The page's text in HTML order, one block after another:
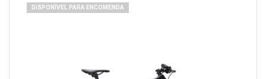
DISPONÍVEL PARA ENCOMENDA